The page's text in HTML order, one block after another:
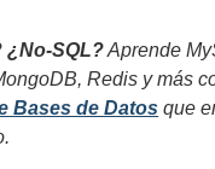
¿No-SQL?Aprende
Redis y más
Bases de Datos que